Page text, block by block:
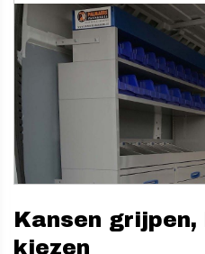
Kansen
kiezen